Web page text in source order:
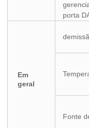
porta
Em
geral
Fonte